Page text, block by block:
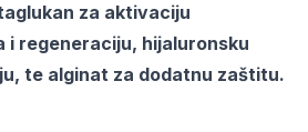
za aktivaciju
i regeneraciju, hijaluronsku
te alginat za dodatnu zaštitu.